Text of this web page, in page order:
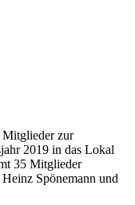
Mitglieder zur
2019 in das Lokal
35 Mitglieder
Spönemann und